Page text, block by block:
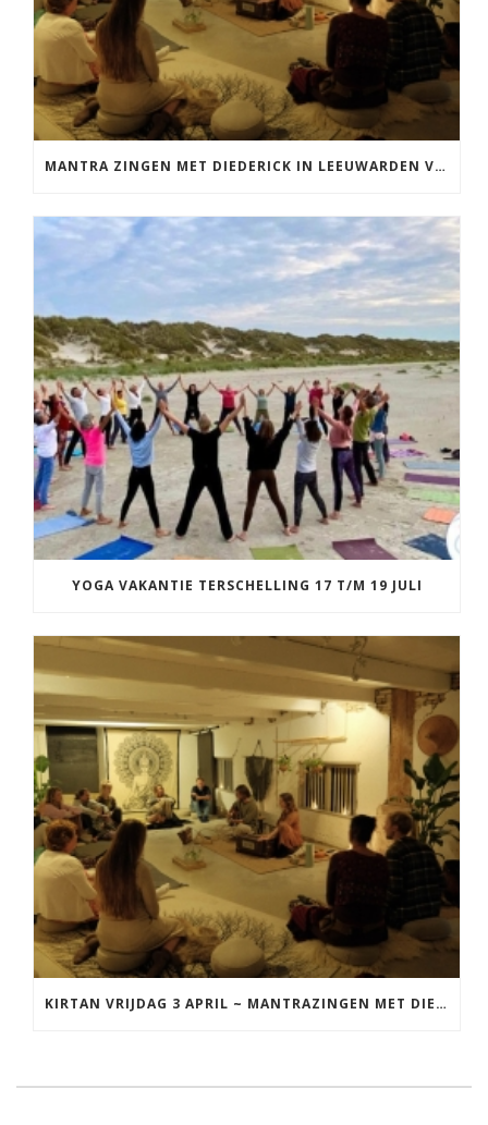
MANTRA ZINGEN MET DIEDERICK IN LEEUWARDEN VRIJDAG 12 JUNI KIRTAN
YOGA VAKANTIE TERSCHELLING 17 T/M 19 JULI
KIRTAN VRIJDAG 3 APRIL ~ MANTRAZINGEN MET DIEDERICK IN LEEUWARDEN